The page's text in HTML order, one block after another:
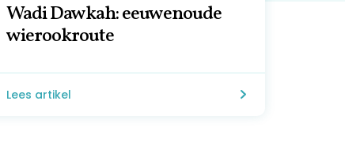
Wadi Dawkah: eeuwenoude
wierookroute
Lees artikel